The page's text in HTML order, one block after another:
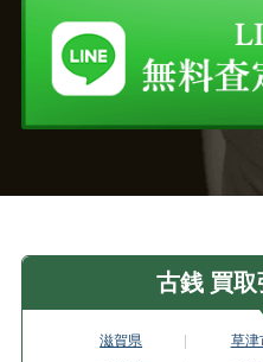
古銭 買
滋賀県 草津